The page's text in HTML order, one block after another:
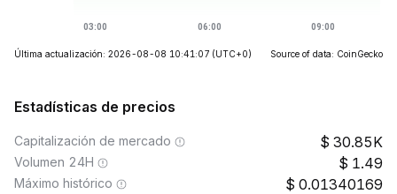
Última actualización: 2026-08-08 10:41:07 (UTC+0) Source of data: CoinGecko
Estadísticas de precios
Capitalización de mercado 30.85K
Volumen 24H 1.49
Máximo histórico 0.01340169